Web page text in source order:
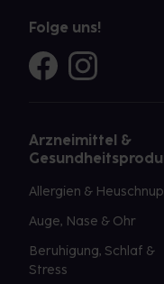
Folge uns!
Arzneimittel &
Allergien &
Auge, Nase & Ohr
Beruhigung, Schlaf &
Stress